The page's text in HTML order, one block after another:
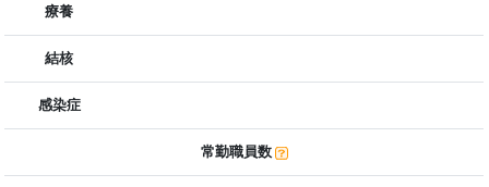
療養
結核
感染症
常勤職員数